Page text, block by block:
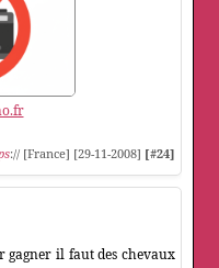
:// [France] [29-11-2008] [#24]
gagner il faut des chevaux